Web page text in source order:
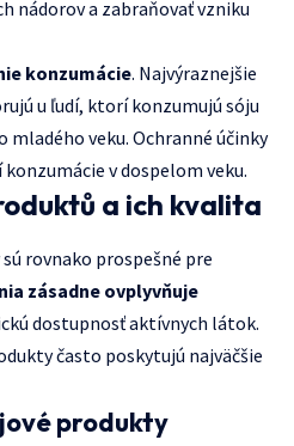
nádorov a zabraňovať vzniku
konzumácie. Najvýraznejšie
u ľudí, ktorí konzumujú sóju
mladého veku. Ochranné účinky
v dospelom veku.
a ich kvalita
rovnako prospešné pre
zásadne ovplyvňuje
dostupnosť aktívnych látok.
často poskytujú najväčšie
produkty